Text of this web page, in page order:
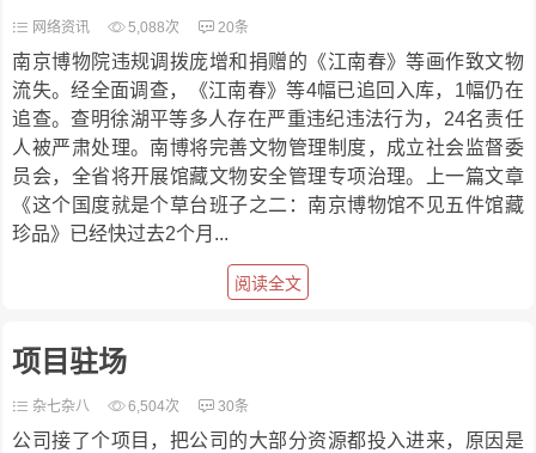
网络资讯 5,088次 20条
南京博物院违规调拨庞增和捐赠的《江南春》等画作致文物
流失。经全面调查，《江南春》等4幅已追回入库，1幅仍在
追查。查明徐湖平等多人存在严重违纪违法行为，24名责任
人被严肃处理。南博将完善文物管理制度，成立社会监督委
员会，全省将开展馆藏文物安全管理专项治理。上一篇文章
《这个国度就是个草台班子之二：南京博物馆不见五件馆藏
珍品》已经快过去2个月...
阅读全文
项目驻场
杂七杂八 6,504次 30条
公司接了个项目，把公司的大部分资源都投入进来，原因是